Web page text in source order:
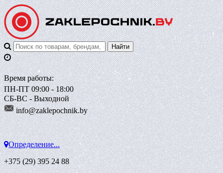
Время работы:
ПН-ПТ 09:00 - 18:00
СБ-ВС - Выходной
info@zaklepochnik.by
Определение...
+375 (29)395 24 88